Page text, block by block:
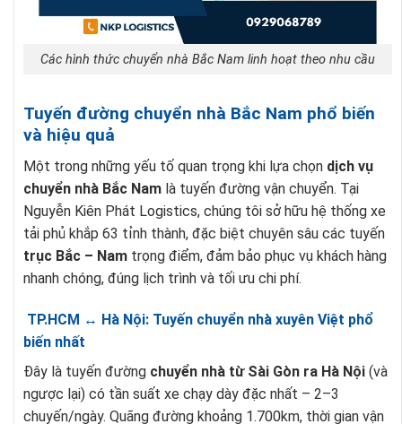
Các hình thức chuyển nhà Bắc Nam linh hoạt theo nhu cầu
Tuyến đường chuyển nhà Bắc Nam phổ biến
và hiệu quả
Một trong những yếu tố quan trọng khi lựa chọn dịch vụ
chuyển nhà Bắc Nam là tuyến đường vận chuyển. Tại
Nguyễn Kiên Phát Logistics, chúng tôi sở hữu hệ thống xe
tải phủ khắp 63 tỉnh thành, đặc biệt chuyên sâu các tuyến
trục Bắc – Nam trọng điểm, đảm bảo phục vụ khách hàng
nhanh chóng, đúng lịch trình và tối ưu chi phí.
TP.HCM ↔ Hà Nội: Tuyến chuyển nhà xuyên Việt phổ
biến nhất
Đây là tuyến đường chuyển nhà từ Sài Gòn ra Hà Nội (và
ngược lại) có tần suất xe chạy dày đặc nhất – 2–3
chuyến/ngày. Quãng đường khoảng 1.700km, thời gian vận